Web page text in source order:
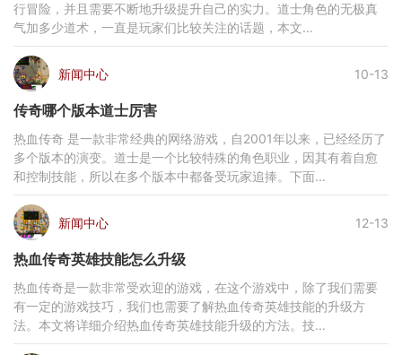
行冒险，并且需要不断地升级提升自己的实力。道士角色的无极真
气加多少道术，一直是玩家们比较关注的话题，本文...
新闻中心 10-13
传奇哪个版本道士厉害
热血传奇 是一款非常经典的网络游戏，自2001年以来，已经经历了
多个版本的演变。道士是一个比较特殊的角色职业，因其有着自愈
和控制技能，所以在多个版本中都备受玩家追捧。下面...
新闻中心 12-13
热血传奇英雄技能怎么升级
热血传奇是一款非常受欢迎的游戏，在这个游戏中，除了我们需要
有一定的游戏技巧，我们也需要了解热血传奇英雄技能的升级方
法。本文将详细介绍热血传奇英雄技能升级的方法。技...